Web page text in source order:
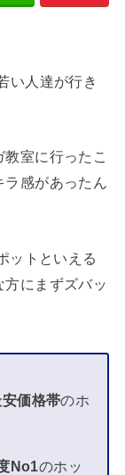
い人達が行き
室に行ったこ
ラ感があったん
ットといえる
にまずズバッ
価格帯のホ
No1のホッ